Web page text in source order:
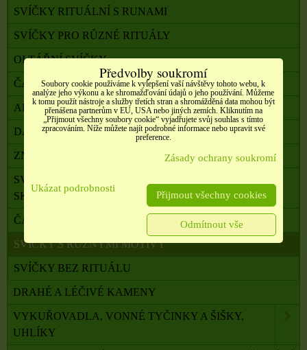
SVÍČKY RITUÁLNÍ S RUNAMI
SVÍČKY PRO RŮZNÉ RITUÁLY
OLTÁŘNÍ SVÍČKY
ČAKROVÉ SVÍČKY S RITUÁLEM
ARCHANDĚLSKÉ SVÍČKY S RITUÁLEM
DÁRKOVÉ BALÍČKY SVÍČEK RŮZNÉ DRUHY
ZNAMENÍ ZVĚROKRUHU S RITUÁLEM
SVÍČKY V ŠÁLCÍCH, PLECHOVKÁCH I
SKLENIČKÁCH
ČAJOVÉ SVÍČKY
SVÍČKY S RŮZNÝMI MOTIVY
SVÍČKY BEZ RITUÁLU
DRAHÉ A LÉČIVÉ KAMENY
VYKUŘOVADLA, VONNÉ TYČINKY A ŠIŠKY,
UHLÍKY
Předvolby soukromí
Soubory cookie používáme k vylepšení vaší návštěvy tohoto webu, k
analýze jeho výkonu a ke shromažďování údajů o jeho používání. Můžeme
k tomu použít nástroje a služby třetích stran a shromážděná data mohou být
přenášena partnerům v EU, USA nebo jiných zemích. Kliknutím na
„Přijmout všechny soubory cookie“ vyjadřujete svůj souhlas s tímto
zpracováním. Níže můžete najít podrobné informace nebo upravit své
preference.
Zásady ochrany soukromí
Ukázat podrobnosti
Přijmout všechny cookies
Odmítnout vše